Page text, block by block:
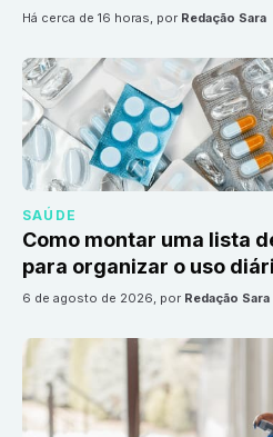
há cerca de 16 horas, por Redação Sara
SAÚDE
Como montar uma lista
para organizar o uso
6 de agosto de 2026, por Redação Sara